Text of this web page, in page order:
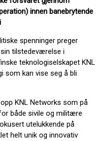
innen banebrytende
spenninger preger
tilstedeværelse i
teknologiselskapet KNL
som kan vise seg å bli
KNL Networks som på
både sivile og militære
utelukkende på
helt unik og innovativ